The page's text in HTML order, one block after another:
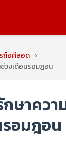
ถือศีลอด ›
วงเดือนรอมฎอน
ษาควา
อมฎอน